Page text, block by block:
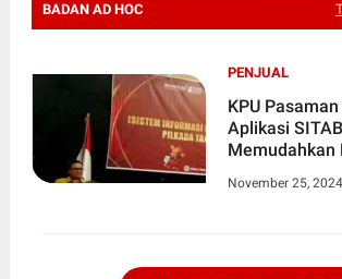
BADAN AD HOC
PENJUAL
KPU
Aplikasi
Memudahkan
November 25, 2024